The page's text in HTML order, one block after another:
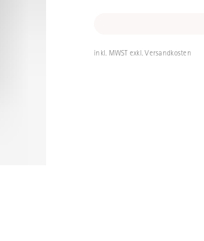
inkl. MWST exkl. Versandkosten